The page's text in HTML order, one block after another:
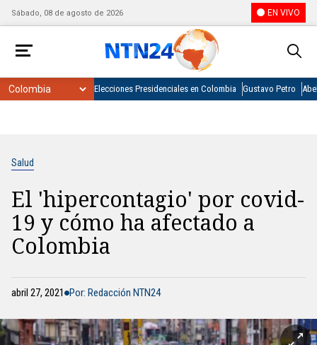
Sábado, 08 de agosto de 2026 EN VIVO
Elecciones Presidenciales en Colombia Gustavo Petro
Salud
El 'hipercontagio' por covid-
19 y cómo ha afectado a
Colombia
abril 27, 2021 Por: Redacción NTN24